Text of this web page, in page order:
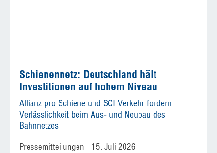
Schienennetz: Deutschland hält
Investitionen auf hohem Niveau
Allianz pro Schiene und SCI Verkehr fordern
Verlässlichkeit beim Aus- und Neubau des
Bahnnetzes
Pressemitteilungen 15. Juli 2026